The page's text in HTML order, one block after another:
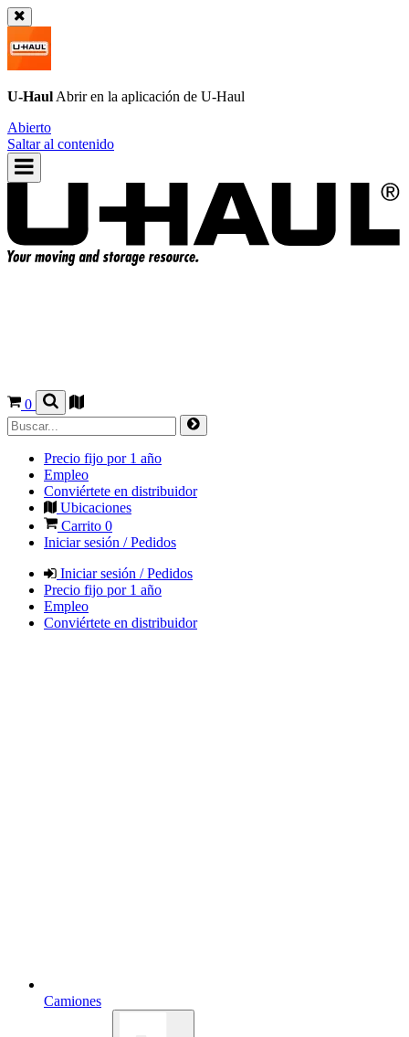
U-Haul Abrir en la aplicación de U-Haul
Abierto
Saltar al contenido
0
Precio fijo por 1 año
Empleo
Conviértete en distribuidor
Ubicaciones
Carrito 0
Iniciar sesión / Pedidos
Iniciar sesión / Pedidos
Precio fijo por 1 año
Empleo
Conviértete en distribuidor
Camiones